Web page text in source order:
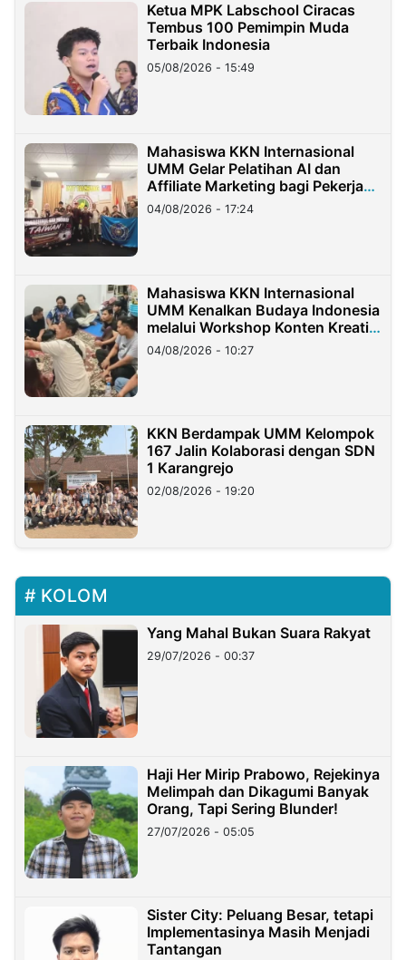
Ketua MPK Labschool Ciracas
Tembus 100 Pemimpin Muda
Terbaik Indonesia
05/08/2026 - 15:49
Mahasiswa KKN Internasional
UMM Gelar Pelatihan AI dan
Affiliate Marketing bagi Pekerja
Migran Indonesia di Taiwan
04/08/2026 - 17:24
Mahasiswa KKN Internasional
UMM Kenalkan Budaya Indonesia
melalui Workshop Konten Kreatif
di Taiwan
04/08/2026 - 10:27
KKN Berdampak UMM Kelompok
167 Jalin Kolaborasi dengan SDN
1 Karangrejo
02/08/2026 - 19:20
KOLOM
Yang Mahal Bukan Suara Rakyat
29/07/2026 - 00:37
Haji Her Mirip Prabowo, Rejekinya
Melimpah dan Dikagumi Banyak
Orang, Tapi Sering Blunder!
27/07/2026 - 05:05
Sister City: Peluang Besar, tetapi
Implementasinya Masih Menjadi
Tantangan